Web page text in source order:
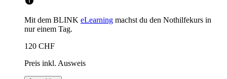
Mit dem BLINK eLearning machst du den Nothilfekurs in
nur einem Tag.
120 CHF
Preis inkl. Ausweis